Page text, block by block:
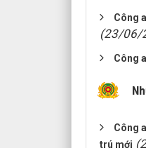
Công
(23/06/
Công
Công
trú mới